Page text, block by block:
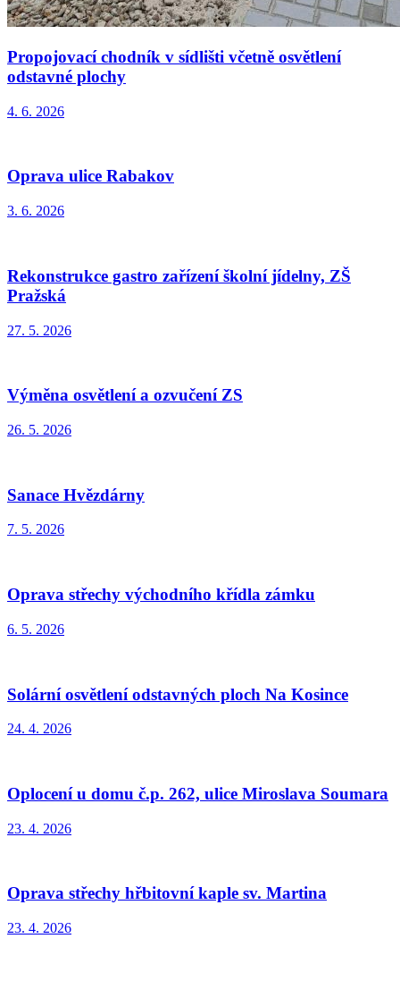
Propojovací chodník v sídlišti včetně osvětlení
odstavné plochy
4. 6. 2026
Oprava ulice Rabakov
3. 6. 2026
Rekonstrukce gastro zařízení školní jídelny, ZŠ
Pražská
27. 5. 2026
Výměna osvětlení a ozvučení ZS
26. 5. 2026
Sanace Hvězdárny
7. 5. 2026
Oprava střechy východního křídla zámku
6. 5. 2026
Solární osvětlení odstavných ploch Na Kosince
24. 4. 2026
Oplocení u domu č.p. 262, ulice Miroslava Soumara
23. 4. 2026
Oprava střechy hřbitovní kaple sv. Martina
23. 4. 2026